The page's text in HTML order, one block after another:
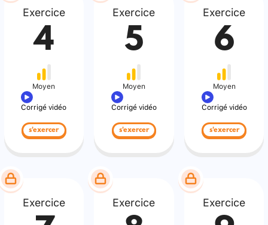
Exercice
4
Moyen
Corrigé vidéo
s'exercer
Exercice
5
Moyen
Corrigé vidéo
s'exercer
Exercice
6
Moyen
Corrigé vidéo
s'exercer
Exercice Exercice Exercice